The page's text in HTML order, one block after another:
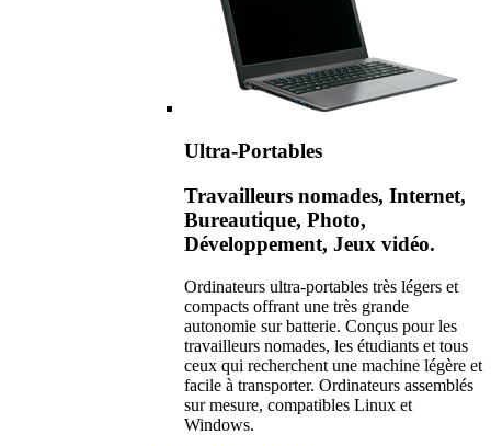
Ultra-Portables
Travailleurs nomades, Internet,
Bureautique, Photo,
Développement, Jeux vidéo.
Ordinateurs ultra-portables très légers et
compacts offrant une très grande
autonomie sur batterie. Conçus pour les
travailleurs nomades, les étudiants et tous
ceux qui recherchent une machine légère et
facile à transporter. Ordinateurs assemblés
sur mesure, compatibles Linux et
Windows.